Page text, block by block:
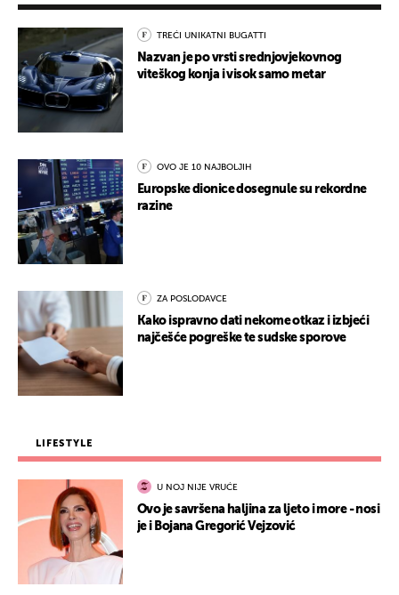
TREĆI UNIKATNI BUGATTI
Nazvan je po vrsti srednjovjekovnog
viteškog konja i visok samo metar
OVO JE 10 NAJBOLJIH
Europske dionice dosegnule su rekordne
razine
ZA POSLODAVCE
Kako ispravno dati nekome otkaz i izbjeći
najčešće pogreške te sudske sporove
LIFESTYLE
U NOJ NIJE VRUĆE
Ovo je savršena haljina za ljeto i more - nosi
je i Bojana Gregorić Vejzović